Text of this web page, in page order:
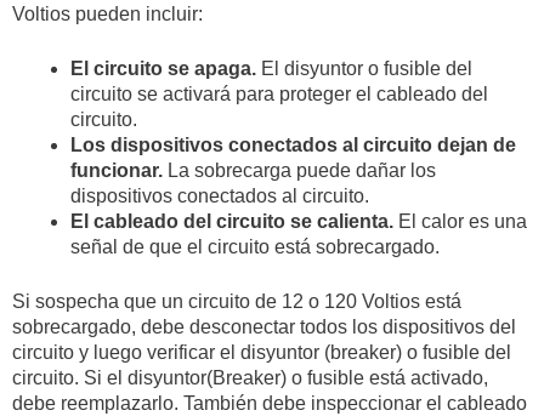
Voltios pueden incluir:
El circuito se apaga. El disyuntor o fusible del
circuito se activará para proteger el cableado del
circuito.
Los dispositivos conectados al circuito dejan de
funcionar. La sobrecarga puede dañar los
dispositivos conectados al circuito.
El cableado del circuito se calienta. El calor es una
señal de que el circuito está sobrecargado.
Si sospecha que un circuito de 12 o 120 Voltios está
sobrecargado, debe desconectar todos los dispositivos del
circuito y luego verificar el disyuntor (breaker) o fusible del
circuito. Si el disyuntor(Breaker) o fusible está activado,
debe reemplazarlo. También debe inspeccionar el cableado